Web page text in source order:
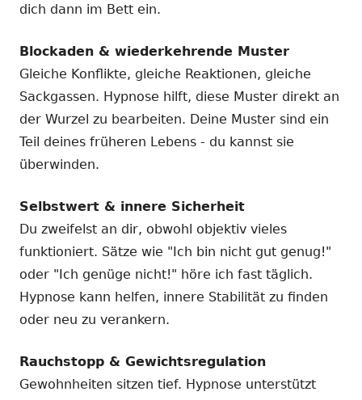
dich dann im Bett ein.
Blockaden & wiederkehrende Muster
Gleiche Konflikte, gleiche Reaktionen, gleiche
Sackgassen. Hypnose hilft, diese Muster direkt an
der Wurzel zu bearbeiten. Deine Muster sind ein
Teil deines früheren Lebens - du kannst sie
überwinden.
Selbstwert & innere Sicherheit
Du zweifelst an dir, obwohl objektiv vieles
funktioniert. Sätze wie "Ich bin nicht gut genug!"
oder "Ich genüge nicht!" höre ich fast täglich.
Hypnose kann helfen, innere Stabilität zu finden
oder neu zu verankern.
Rauchstopp & Gewichtsregulation
Gewohnheiten sitzen tief. Hypnose unterstützt